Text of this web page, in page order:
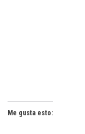
Me gusta esto: